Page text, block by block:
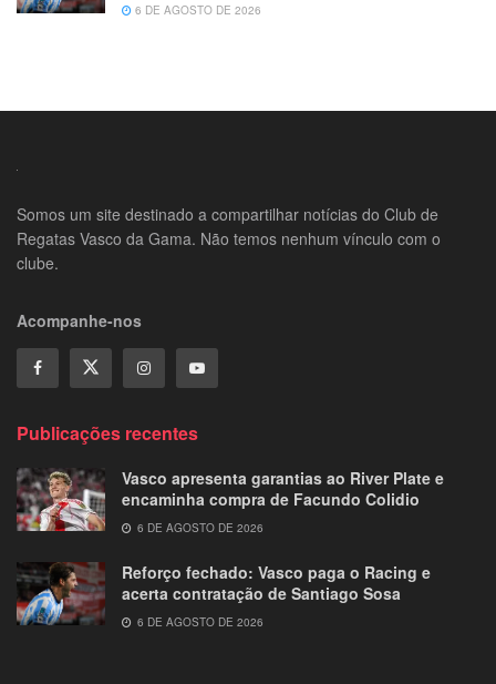
6 DE AGOSTO DE 2026
Somos um site destinado a compartilhar notícias do Club de
Regatas Vasco da Gama. Não temos nenhum vínculo com o
clube.
Acompanhe-nos
Publicações recentes
Vasco apresenta garantias ao River Plate e
encaminha compra de Facundo Colidio
6 DE AGOSTO DE 2026
Reforço fechado: Vasco paga o Racing e
acerta contratação de Santiago Sosa
6 DE AGOSTO DE 2026